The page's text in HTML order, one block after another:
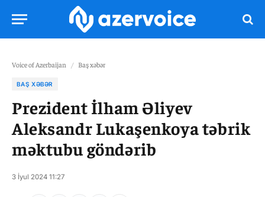
Voice of Azerbaijan / Baş xəbər
BAŞ XƏBƏR
Prezident İlham Əliyev
Aleksandr Lukaşenkoya təbrik
məktubu göndərib
3 İyul 2024 11:27